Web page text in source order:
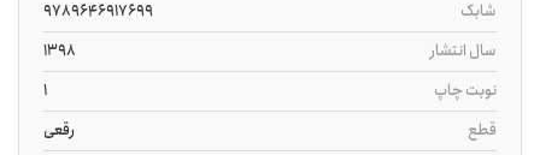
شابک
9789646917699
سال انتشار
1398
نوبت چاپ
1
قطع
رقعی